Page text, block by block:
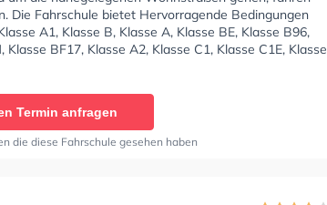
Die Fahrschule bietet Hervorragende Bedingungen
A1, Klasse B, Klasse A, Klasse BE, Klasse B96,
Klasse BF17, Klasse A2, Klasse C1, Klasse C1E, Klasse
Klasse D1 und Klasse DE1, Klasse D und Klasse DE
Termin anfragen
die diese Fahrschule gesehen haben